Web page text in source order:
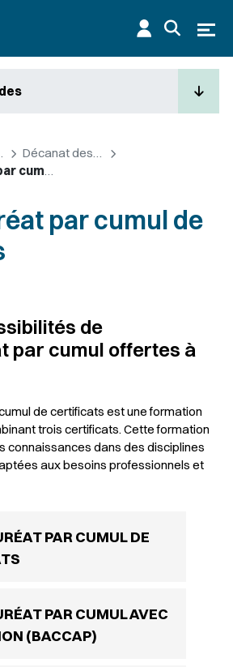
Décanat des études
Baccalauréat par cumul de certificats
par cumul de
de
par cumul offertes à
de certificats est une formation
trois certificats. Cette formation
connaissances dans des disciplines
aux besoins professionnels et
PAR CUMUL DE
PAR CUMUL AVEC
(BACCAP)